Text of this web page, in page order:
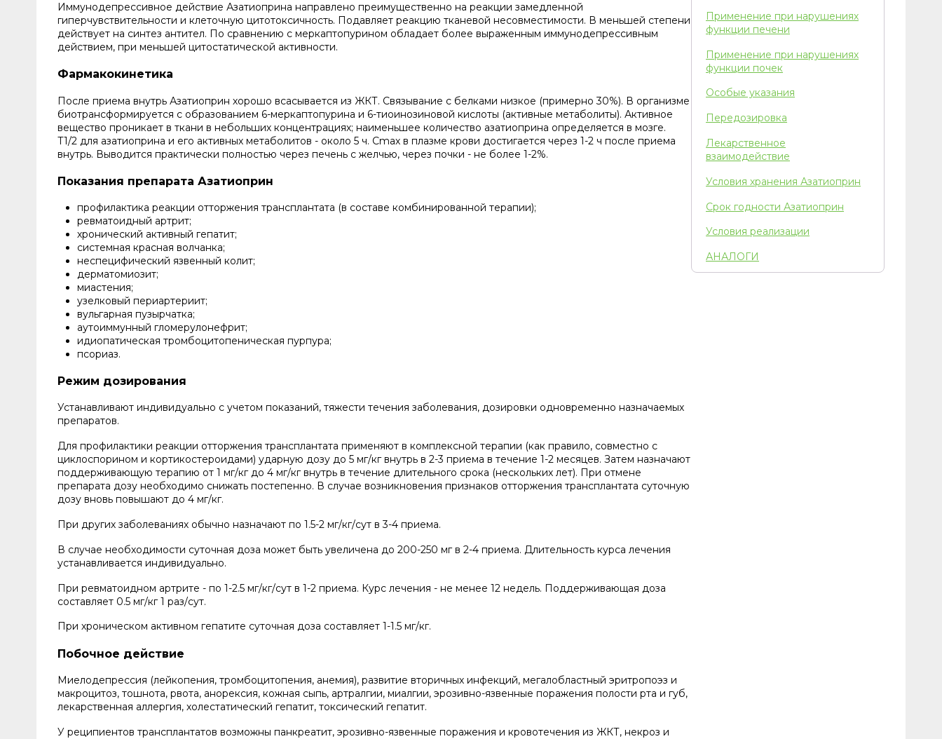
Иммунодепрессивное действие Азатиоприна направлено преимущественно на реакции замедленной
гиперчувствительности и клеточную цитотоксичность. Подавляет реакцию тканевой несовместимости. В меньшей степени
действует на синтез антител. По сравнению с меркаптопурином обладает более выраженным иммунодепрессивным
действием, при меньшей цитостатической активности.
Фармакокинетика
После приема внутрь Азатиоприн хорошо всасывается из ЖКТ. Связывание с белками низкое (примерно 30%). В организме
биотрансформируется с образованием 6-меркаптопурина и 6-тиоинозиновой кислоты (активные метаболиты). Активное
вещество проникает в ткани в небольших концентрациях; наименьшее количество азатиоприна определяется в мозге.
T1/2 для азатиоприна и его активных метаболитов - около 5 ч. Сmах в плазме крови достигается через 1-2 ч после приема
внутрь. Выводится практически полностью через печень с желчью, через почки - не более 1-2%.
Показания препарата Азатиоприн
профилактика реакции отторжения трансплантата (в составе комбинированной терапии);
ревматоидный артрит;
хронический активный гепатит;
системная красная волчанка;
неспецифический язвенный колит;
дерматомиозит;
миастения;
узелковый периартериит;
вульгарная пузырчатка;
аутоиммунный гломерулонефрит;
идиопатическая тромбоцитопеническая пурпура;
псориаз.
Режим дозирования
Устанавливают индивидуально с учетом показаний, тяжести течения заболевания, дозировки одновременно назначаемых
препаратов.
Для профилактики реакции отторжения трансплантата применяют в комплексной терапии (как правило, совместно с
циклоспорином и кортикостероидами) ударную дозу до 5 мг/кг внутрь в 2-3 приема в течение 1-2 месяцев. Затем назначают
поддерживающую терапию от 1 мг/кг до 4 мг/кг внутрь в течение длительного срока (нескольких лет). При отмене
препарата дозу необходимо снижать постепенно. В случае возникновения признаков отторжения трансплантата суточную
дозу вновь повышают до 4 мг/кг.
При других заболеваниях обычно назначают по 1.5-2 мг/кг/сут в 3-4 приема.
В случае необходимости суточная доза может быть увеличена до 200-250 мг в 2-4 приема. Длительность курса лечения
устанавливается индивидуально.
При ревматоидном артрите - по 1-2.5 мг/кг/сут в 1-2 приема. Курс лечения - не менее 12 недель. Поддерживающая доза
составляет 0.5 мг/кг 1 раз/сут.
При хроническом активном гепатите суточная доза составляет 1-1.5 мг/кг.
Побочное действие
Миелодепрессия (лейкопения, тромбоцитопения, анемия), развитие вторичных инфекций, мегалобластный эритропоэз и
макроцитоз, тошнота, рвота, анорексия, кожная сыпь, артралгии, миалгии, эрозивно-язвенные поражения полости рта и губ,
лекарственная аллергия, холестатический гепатит, токсический гепатит.
У реципиентов трансплантатов возможны панкреатит, эрозивно-язвенные поражения и кровотечения из ЖКТ, некроз и
Применение при нарушениях
функции печени
Применение при нарушениях
функции почек
Особые указания
Передозировка
Лекарственное
взаимодействие
Условия хранения Азатиоприн
Срок годности Азатиоприн
Условия реализации
АНАЛОГИ